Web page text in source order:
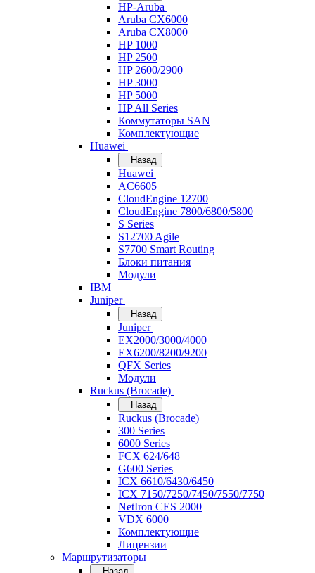
HP-Aruba
Aruba CX6000
Aruba CX8000
HP 1000
HP 2500
HP 2600/2900
HP 3000
HP 5000
HP All Series
Коммутаторы SAN
Комплектующие
Huawei
Назад
Huawei
AC6605
CloudEngine 12700
CloudEngine 7800/6800/5800
S Series
S12700 Agile
S7700 Smart Routing
Блоки питания
Модули
IBM
Juniper
Назад
Juniper
EX2000/3000/4000
EX6200/8200/9200
QFX Series
Модули
Ruckus (Brocade)
Назад
Ruckus (Brocade)
300 Series
6000 Series
FCX 624/648
G600 Series
ICX 6610/6430/6450
ICX 7150/7250/7450/7550/7750
NetIron CES 2000
VDX 6000
Комплектующие
Лицензии
Маршрутизаторы